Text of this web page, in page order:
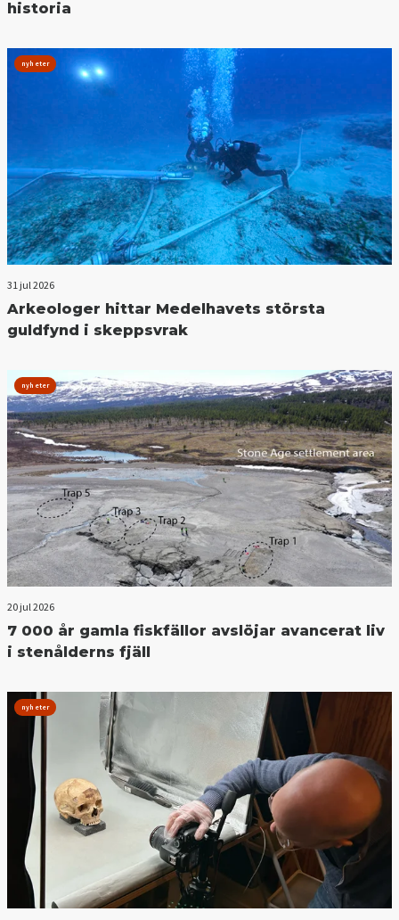
historia
nyheter
31 jul 2026
Arkeologer hittar Medelhavets största
guldfynd i skeppsvrak
nyheter
20 jul 2026
7 000 år gamla fiskfällor avslöjar avancerat liv
i stenålderns fjäll
nyheter